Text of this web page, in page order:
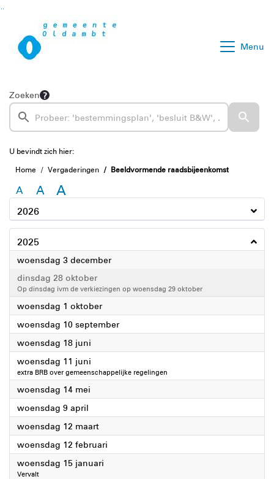
Menu
Zoeken
U bevindt zich hier:
Home
Vergaderingen Beeldvormende raadsbijeenkomst
A A A
2026
2025
woensdag 3 december2025
dinsdag 28 oktober2025
Op dinsdag ivm de verkiezingen op woensdag 29 oktober
woensdag 1 oktober2025
woensdag 10 september2025
woensdag 18 juni
woensdag 11 juni
extra BRB over gemeenschappelijke regelingen
woensdag 14 mei
woensdag 9 april
woensdag 12 maart2025
woensdag 12 februari
woensdag 15 januari
Vervalt